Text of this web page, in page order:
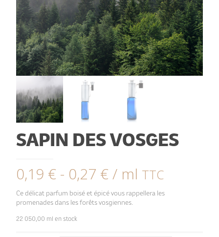
SAPIN DES VOSGES
0,19 € - 0,27 € / ml TTC
Ce délicat parfum boisé et épicé vous rappellera les
promenades dans les forêts vosgiennes.
22 050,00 ml en stock